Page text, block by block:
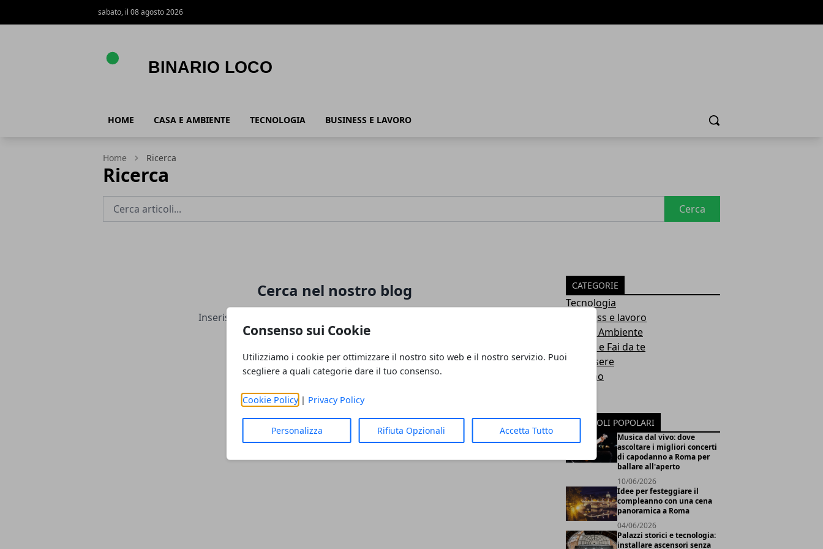
Consenso sui Cookie
Utilizziamo i cookie per ottimizzare il nostro sito web e il nostro servizio. Puoi
scegliere a quali categorie dare il tuo consenso.
Cookie Policy| Privacy Policy
Personalizza Rifiuta Opzionali Accetta Tutto
sabato, il 08 agosto 2026
HOME CASA E AMBIENTE TECNOLOGIA BUSINESS E LAVORO Cerca
Home Ricerca
Ricerca
Cerca
Cerca nel nostro blog
Inserisci una parola chiave per trovare articoli interessanti.
CATEGORIE
Tecnologia
Business e lavoro
Casa e Ambiente
Hobby e Fai da te
Benessere
Turismo
ARTICOLI POPOLARI
Musica dal vivo: dove
ascoltare i migliori concerti
di capodanno a Roma per
ballare all'aperto
10/06/2026
Idee per festeggiare il
compleanno con una cena
panoramica a Roma
04/06/2026
Palazzi storici e tecnologia:
installare ascensori senza